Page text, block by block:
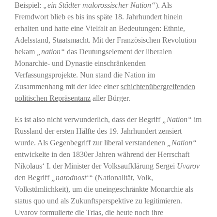
Beispiel: „ein Städter malorossischer Nation“). Als
Fremdwort blieb es bis ins späte 18. Jahrhundert hinein
erhalten und hatte eine Vielfalt an Bedeutungen: Ethnie,
Adelsstand, Staatsmacht. Mit der Französischen Revolution
bekam
nation“ das Deutungselement der liberalen
Monarchie- und Dynastie einschränkenden
Verfassungsprojekte. Nun stand die Nation im
Zusammenhang mit der Idee einerschichtenübergreifenden
politischen Repräsentanzaller Bürger.
Es ist also nicht verwunderlich, dass der Begriff „Nation“ im
Russland der ersten Hälfte des 19. Jahrhundert zensiert
wurde. Als Gegenbegriff zur liberal verstandenen
„Nation“
entwickelte in den 1830er Jahren während der Herrschaft
Nikolaus‘ I. der Minister der Volksaufklärung Sergei Uvarov
den Begriff
„narodnost‘“ (Nationalität, Volk,
Volkstümlichkeit), um die uneingeschränkte Monarchie als
status quo und als Zukunftsperspektive zu legitimieren.
Uvarov formulierte die Trias, die heute noch ihre